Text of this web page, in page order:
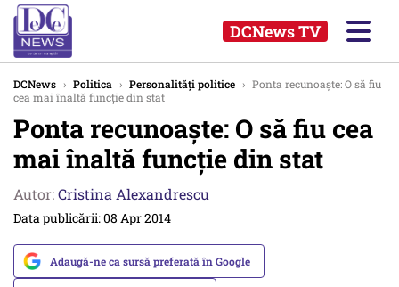
DCNews TV
DCNews › Politica › Personalități politice › Ponta recunoaște: O să fiu
cea mai înaltă funcție din stat
Ponta recunoaște: O să fiu cea
mai înaltă funcție din stat
Autor:Cristina Alexandrescu
Data publicării: 08 Apr 2014
Adaugă-ne ca sursă preferată în Google